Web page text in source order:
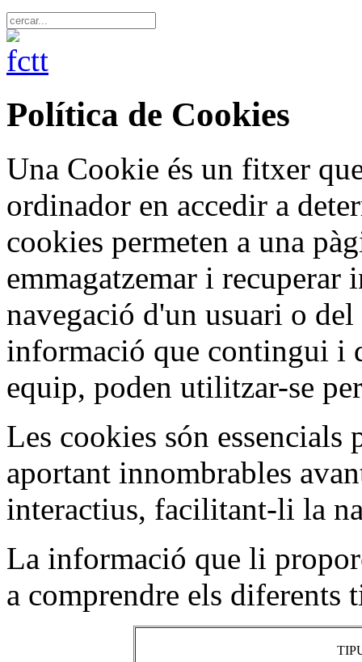
Política de Cookies
Una Cookie és un fitxer
ordinador en accedir a
cookies permeten a una
emmagatzemar i recuperar
navegació d'un usuari o
informació que contingui i
equip, poden utilitzar-se
Les cookies són
aportant innombrables
interactius, facilitant-li la
La informació que li
a comprendre els diferents